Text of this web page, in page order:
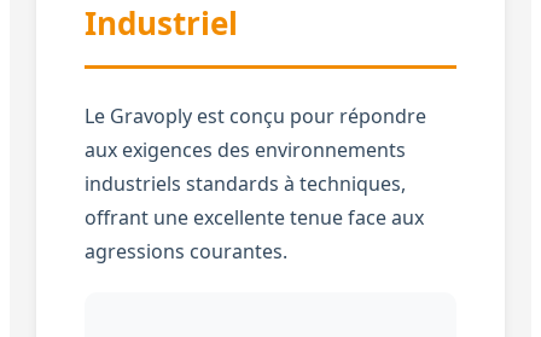
Industriel
Le Gravoply est conçu pour répondre
aux exigences des environnements
industriels standards à techniques,
offrant une excellente tenue face aux
agressions courantes.